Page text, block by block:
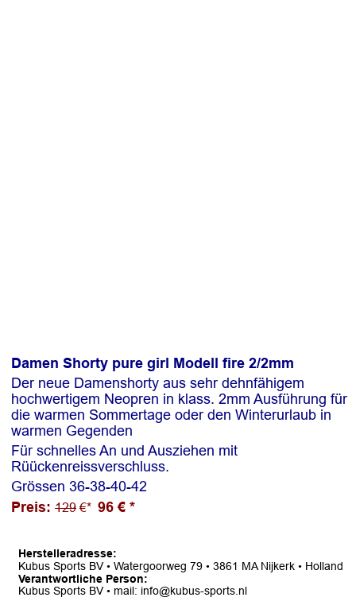
Herstelleradresse:
Kubus Sports BV • Watergoorweg 79 • 3861 MA Nijkerk • Holland
Verantwortliche Person:
Kubus Sports BV • mail: info@kubus-sports.nl
Damen Shorty pure girl Modell fire 2/2mm
Der neue Damenshorty aus sehr dehnfähigem
hochwertigem Neopren in klass. 2mm Ausführung für
die warmen Sommertage oder den Winterurlaub in
warmen Gegenden
Für schnelles An und Ausziehen mit
Rüückenreissverschluss.
Grössen 36-38-40-42
Preis: 129 €* 96 € *